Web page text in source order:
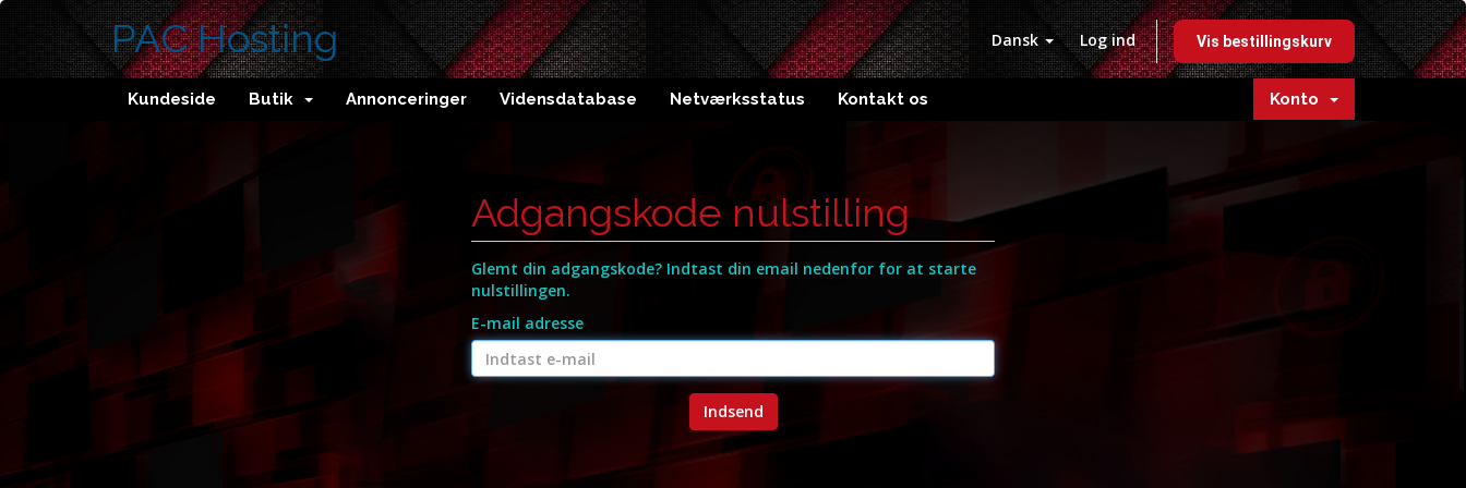
Dansk Log ind Vis bestillingskurv
PAC Hosting
Kundeside Butik Annonceringer Vidensdatabase Netværksstatus Kontakt os Konto
Adgangskode nulstilling
Glemt din adgangskode? Indtast din email nedenfor for at starte
nulstillingen.
E-mail adresse
Indsend